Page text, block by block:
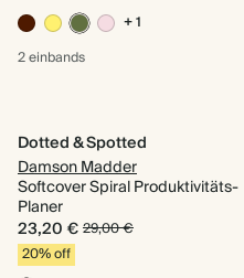
+ 1
2 einbands
Dotted & Spotted
Damson Madder
Softcover Spiral Produktivitäts-
Planer
23,20 €29,00 €
20% off